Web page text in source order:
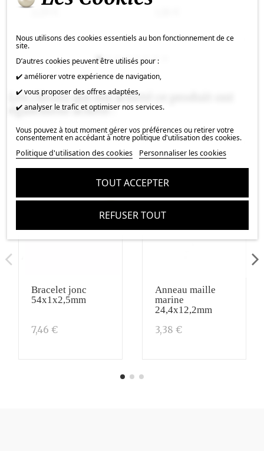
Les clients qui ont acheté ce produit ont
également acheté :
Bracelet jonc
54x1x2,5mm
7,46 €
Anneau maille
marine
24,4x12,2mm
3,38 €
Nous utilisons des cookies essentiels au bon fonctionnement de ce
site.
D’autres cookies peuvent être utilisés pour :
✔️ améliorer votre expérience de navigation,
✔️ vous proposer des offres adaptées,
✔️ analyser le trafic et optimiser nos services.
Vous pouvez à tout moment gérer vos préférences ou retirer votre
consentement en accédant à notre politique d'utilisation des cookies.
Politique d'utilisation des cookies
Personnaliser les cookies
REFUSER TOUT
TOUT ACCEPTER